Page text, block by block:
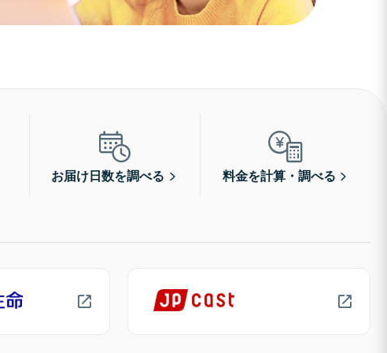
お届け日数を調べる 料金を計算・調べる